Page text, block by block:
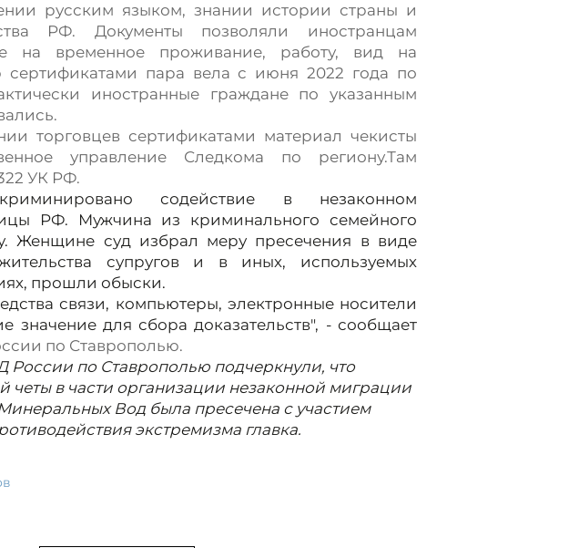
русским языком, знании истории страны и
РФ. Документы позволяли иностранцам
на временное проживание, работу, вид на
сертификатами пара вела с июня 2022 года по
иностранные граждане по указанным
торговцев сертификатами материал чекисты
управление Следкома по региону.Там
УК РФ.
содействие в незаконном
РФ. Мужчина из криминального семейного
Женщине суд избрал меру пресечения в виде
супругов и в иных, используемых
прошли обыски.
связи, компьютеры, электронные носители
для сбора доказательств", - сообщает
по Ставрополью.
России по Ставрополью подчеркнули, что
четы в части организации незаконной миграции
Вод была пресечена с участием
экстремизма главка.